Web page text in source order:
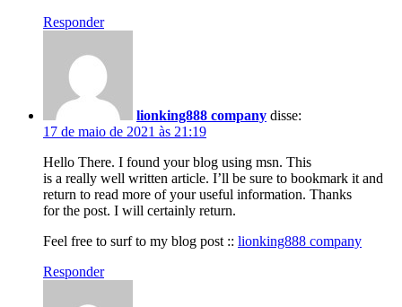
Responder
lionking888 company disse:
17 de maio de 2021 às 21:19
Hello There. I found your blog using msn. This
is a really well written article. I’ll be sure to bookmark it and
return to read more of your useful information. Thanks
for the post. I will certainly return.
Feel free to surf to my blog post :: lionking888 company
Responder